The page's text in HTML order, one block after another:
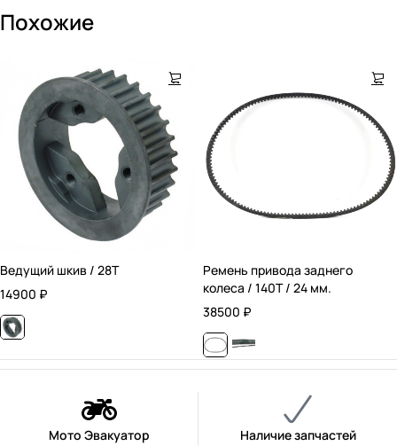
Похожие
Ведущий шкив / 28T
14900 ₽
Ремень привода заднего
колеса / 140T / 24 мм.
38500 ₽
Мото Эвакуатор Наличие запчастей